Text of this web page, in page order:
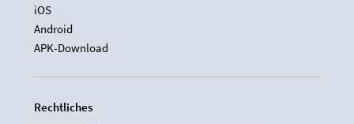
iOS
Android
APK-Download
Rechtliches